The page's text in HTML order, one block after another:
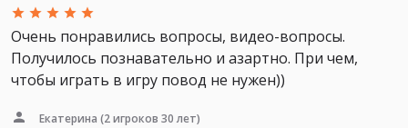
Очень понравились вопросы, видео-вопросы.
Получилось познавательно и азартно. При чем,
чтобы играть в игру повод не нужен))
Екатерина (2 игроков 30 лет)